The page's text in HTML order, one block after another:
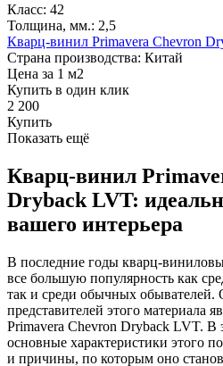
Класс: 42
Толщина, мм.: 2,5
Кварц-винил Primavera Chevron
Страна производства: Китай
Цена за 1 м2
Купить в один клик
2 200
Купить
Показать ещё
Кварц-винил
Dryback LVT:
вашего интерьера
В последние годы кварц-
все большую популярность как
так и среди обычных обывателей.
представителей этого материала
Primavera Chevron Dryback LVT. В
основные характеристики этого
и причины, по которым оно